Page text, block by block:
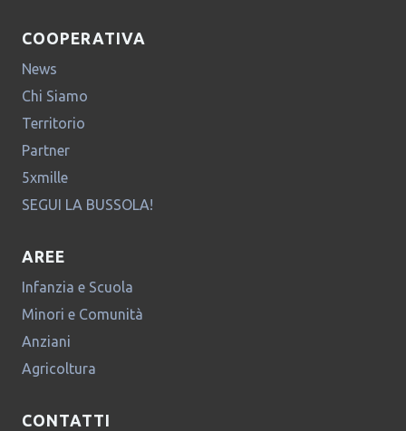
COOPERATIVA
News
Chi Siamo
Territorio
Partner
5xmille
SEGUI LA BUSSOLA!
AREE
Infanzia e Scuola
Minori e Comunità
Anziani
Agricoltura
CONTATTI